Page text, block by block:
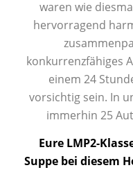
waren wie
hervorragend
konkurrenzfähiges
einem 24
vorsichtig sein. In
immerhin 25
Eure LMP2-
Suppe bei diesem